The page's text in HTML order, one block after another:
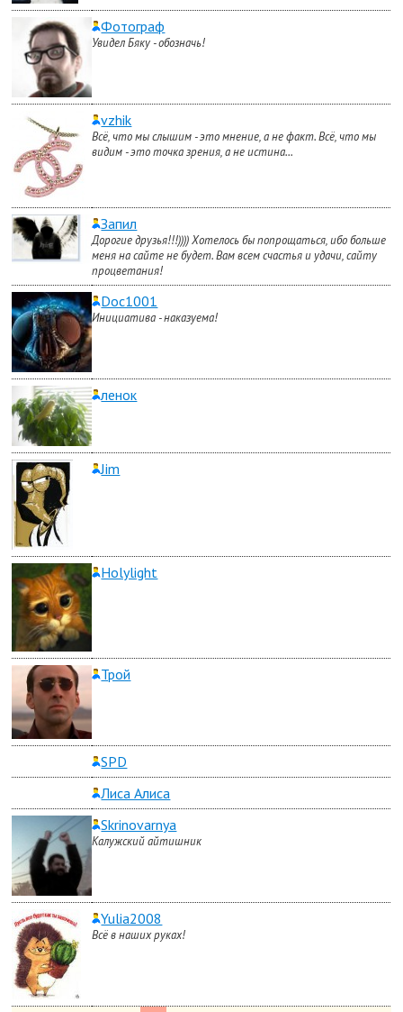
Фотограф
Увидел Бяку - обозначь!
vzhik
Всё, что мы слышим - это мнение, а не факт. Всё, что мы
видим - это точка зрения, а не истина...
Запил
Дорогие друзья!!!)))) Хотелось бы попрощаться, ибо больше
меня на сайте не будет. Вам всем счастья и удачи, сайту
процветания!
Doc1001
Инициатива - наказуема!
ленок
Jim
Holylight
Трой
SPD
Лиса Алиса
Skrinovarnya
Калужский айтишник
Yulia2008
Всё в наших руках!